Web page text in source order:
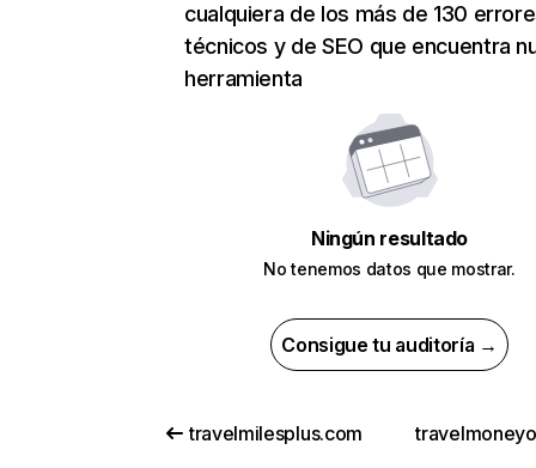
cualquiera de los más de 130
técnicos y de SEO que encuentra
herramienta
Ningún resultado
No tenemos datos que mostrar.
Consigue tu auditoría →
travelmilesplus.com